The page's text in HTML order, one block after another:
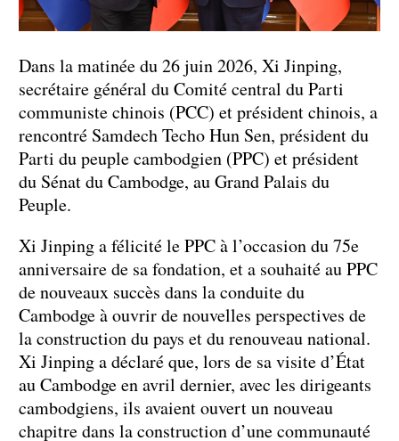
Dans la matinée du 26 juin 2026, Xi Jinping,
secrétaire général du Comité central du Parti
communiste chinois (PCC) et président chinois, a
rencontré Samdech Techo Hun Sen, président du
Parti du peuple cambodgien (PPC) et président
du Sénat du Cambodge, au Grand Palais du
Peuple.
Xi Jinping a félicité le PPC à l’occasion du 75e
anniversaire de sa fondation, et a souhaité au PPC
de nouveaux succès dans la conduite du
Cambodge à ouvrir de nouvelles perspectives de
la construction du pays et du renouveau national.
Xi Jinping a déclaré que, lors de sa visite d’État
au Cambodge en avril dernier, avec les dirigeants
cambodgiens, ils avaient ouvert un nouveau
chapitre dans la construction d’une communauté